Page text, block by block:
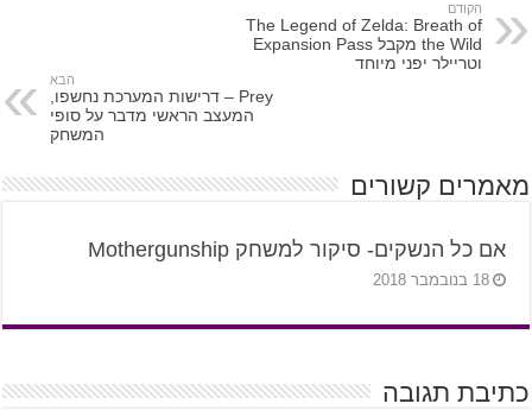
הקודם
The Legend of Zelda: Breath of
the Wild מקבל Expansion Pass
וטריילר יפני מיוחד
הבא
Prey – דרישות המערכת נחשפו,
המעצב הראשי מדבר על סופי
המשחק
מאמרים קשורים
אם כל הנשקים- סיקור למשחק Mothergunship
18 בנובמבר 2018
כתיבת תגובה